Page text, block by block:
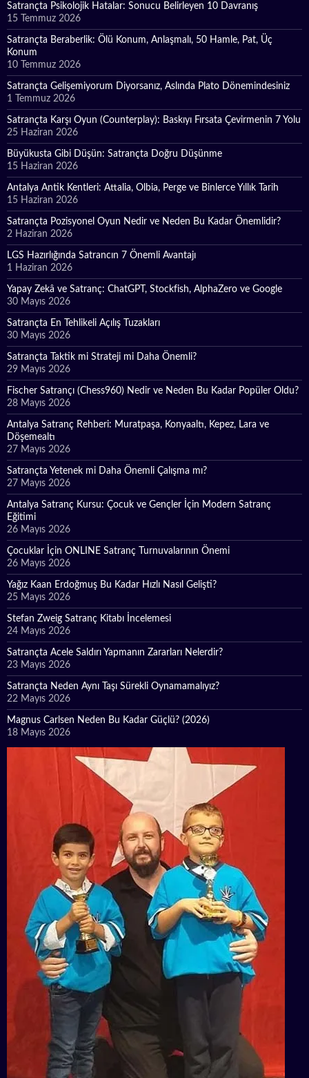
Satrançta Psikolojik Hatalar: Sonucu Belirleyen 10 Davranış
15 Temmuz 2026
Satrançta Beraberlik: Ölü Konum, Anlaşmalı, 50 Hamle, Pat, Üç
Konum
10 Temmuz 2026
Satrançta Gelişemiyorum Diyorsanız, Aslında Plato Dönemindesiniz
1 Temmuz 2026
Satrançta Karşı Oyun (Counterplay): Baskıyı Fırsata Çevirmenin 7 Yolu
25 Haziran 2026
Büyükusta Gibi Düşün: Satrançta Doğru Düşünme
15 Haziran 2026
Antalya Antik Kentleri: Attalia, Olbia, Perge ve Binlerce Yıllık Tarih
15 Haziran 2026
Satrançta Pozisyonel Oyun Nedir ve Neden Bu Kadar Önemlidir?
2 Haziran 2026
LGS Hazırlığında Satrancın 7 Önemli Avantajı
1 Haziran 2026
Yapay Zekâ ve Satranç: ChatGPT, Stockfish, AlphaZero ve Google
30 Mayıs 2026
Satrançta En Tehlikeli Açılış Tuzakları
30 Mayıs 2026
Satrançta Taktik mi Strateji mi Daha Önemli?
29 Mayıs 2026
Fischer Satrançı (Chess960) Nedir ve Neden Bu Kadar Popüler Oldu?
28 Mayıs 2026
Antalya Satranç Rehberi: Muratpaşa, Konyaaltı, Kepez, Lara ve
Döşemealtı
27 Mayıs 2026
Satrançta Yetenek mi Daha Önemli Çalışma mı?
27 Mayıs 2026
Antalya Satranç Kursu: Çocuk ve Gençler İçin Modern Satranç
Eğitimi
26 Mayıs 2026
Çocuklar İçin ONLINE Satranç Turnuvalarının Önemi
26 Mayıs 2026
Yağız Kaan Erdoğmuş Bu Kadar Hızlı Nasıl Gelişti?
25 Mayıs 2026
Stefan Zweig Satranç Kitabı İncelemesi
24 Mayıs 2026
Satrançta Acele Saldırı Yapmanın Zararları Nelerdir?
23 Mayıs 2026
Satrançta Neden Aynı Taşı Sürekli Oynamamalıyız?
22 Mayıs 2026
Magnus Carlsen Neden Bu Kadar Güçlü? (2026)
18 Mayıs 2026